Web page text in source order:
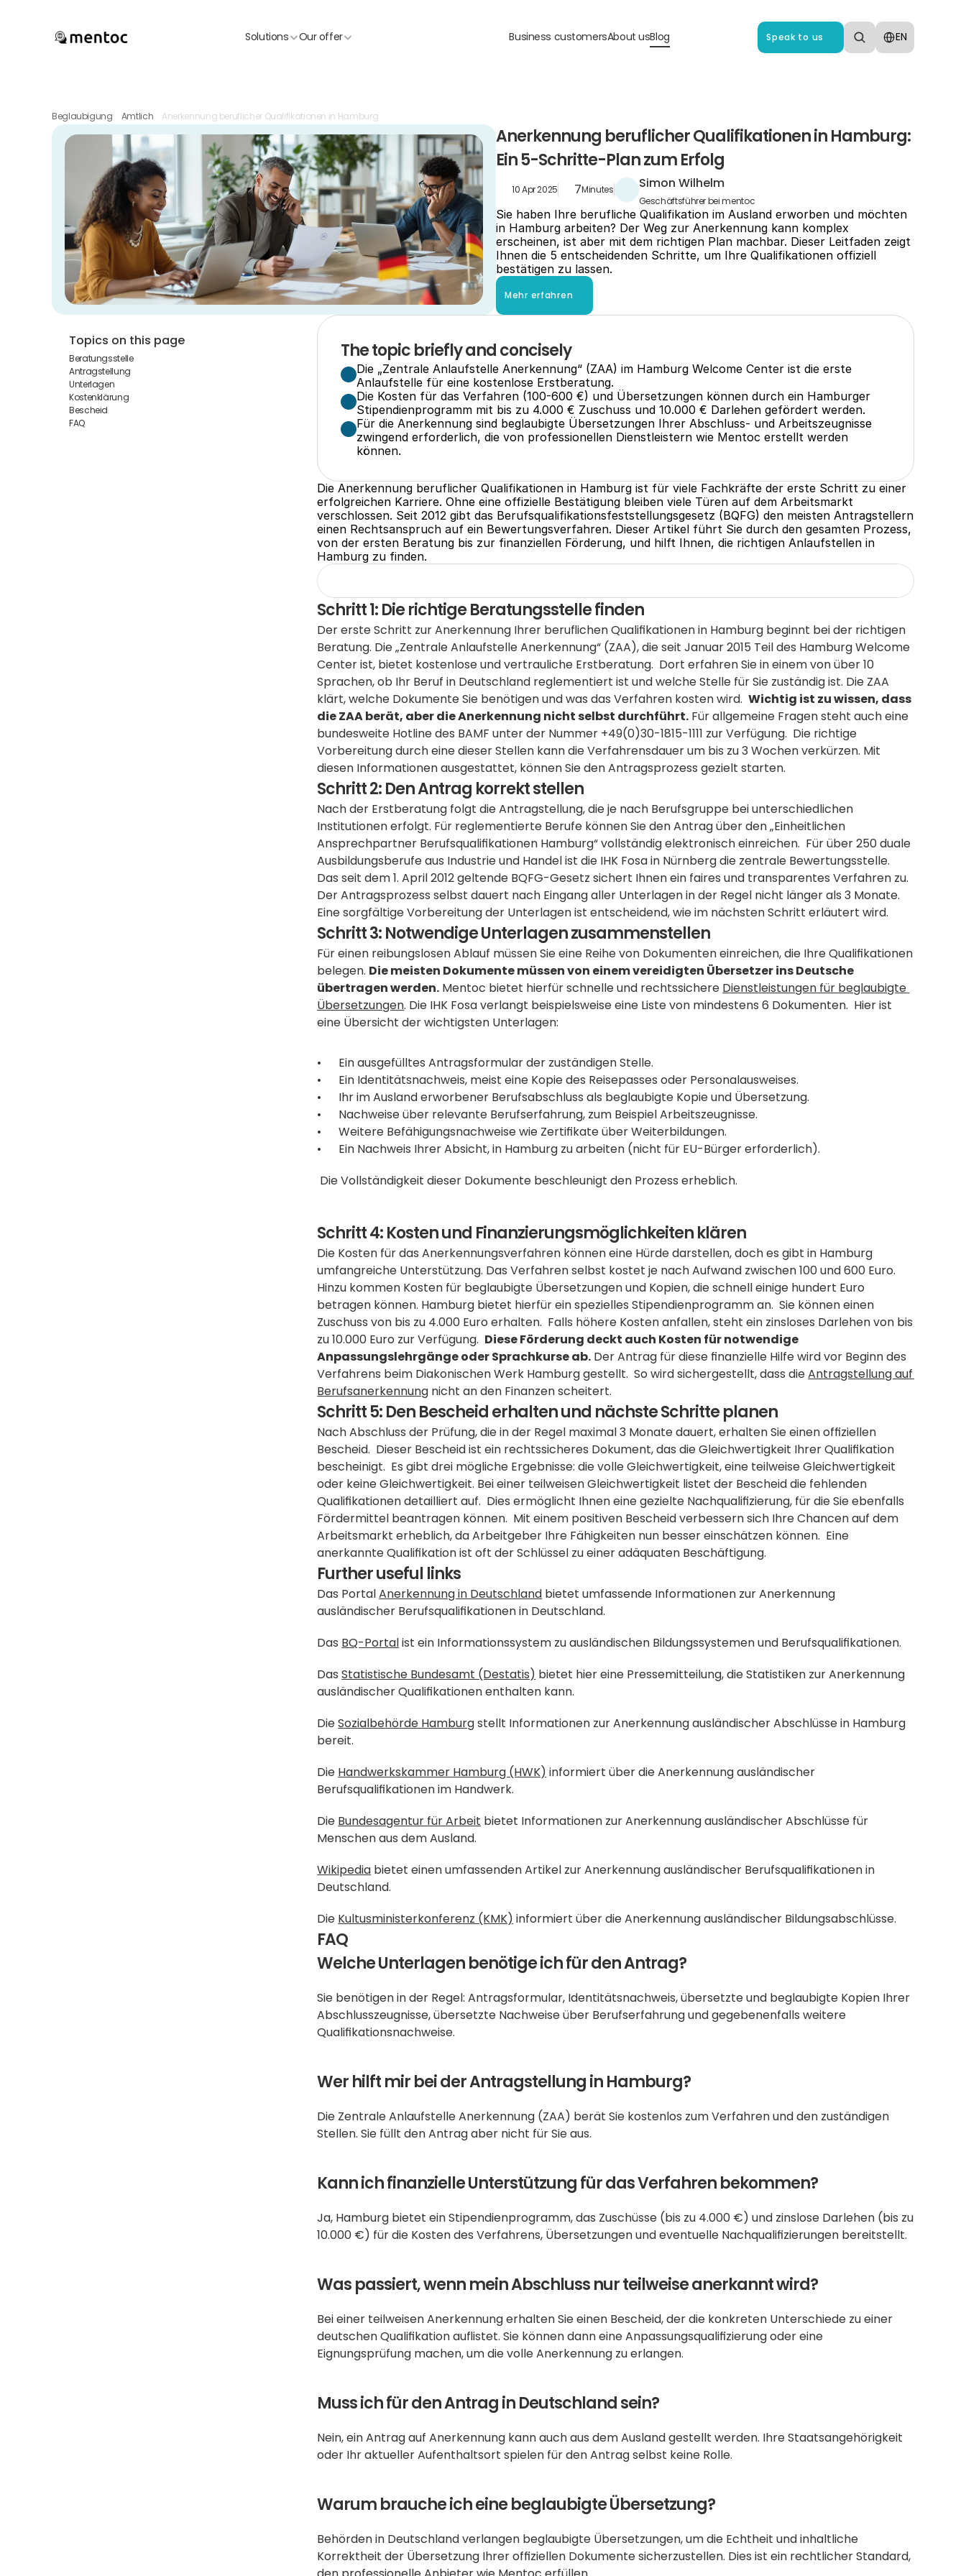
Solutions Our offer Business customersAbout usBlog Speak to us
Select Language
EN
Beglaubigung Amtlich Anerkennung beruflicher Qualifikationen in Hamburg
Anerkennung beruflicher Qualifikationen in Hamburg:
Ein 5-Schritte-Plan zum Erfolg
10 Apr 2025 7Minutes Simon Wilhelm
Geschäftsführer bei mentoc
Sie haben Ihre berufliche Qualifikation im Ausland erworben und möchten
in Hamburg arbeiten? Der Weg zur Anerkennung kann komplex
erscheinen, ist aber mit dem richtigen Plan machbar. Dieser Leitfaden zeigt
Ihnen die 5 entscheidenden Schritte, um Ihre Qualifikationen offiziell
bestätigen zu lassen.
Mehr erfahren
Topics on this page
Beratungsstelle
Antragstellung
Unterlagen
Kostenklärung
Bescheid
FAQ
The topic briefly and concisely
Die „Zentrale Anlaufstelle Anerkennung“ (ZAA) im Hamburg Welcome Center ist die erste
Anlaufstelle für eine kostenlose Erstberatung.
Die Kosten für das Verfahren (100-600 €) und Übersetzungen können durch ein Hamburger
Stipendienprogramm mit bis zu 4.000 € Zuschuss und 10.000 € Darlehen gefördert werden.
Für die Anerkennung sind beglaubigte Übersetzungen Ihrer Abschluss- und Arbeitszeugnisse
zwingend erforderlich, die von professionellen Dienstleistern wie Mentoc erstellt werden
können.
Die Anerkennung beruflicher Qualifikationen in Hamburg ist für viele Fachkräfte der erste Schritt zu einer
erfolgreichen Karriere. Ohne eine offizielle Bestätigung bleiben viele Türen auf dem Arbeitsmarkt
verschlossen. Seit 2012 gibt das Berufsqualifikationsfeststellungsgesetz (BQFG) den meisten Antragstellern
einen Rechtsanspruch auf ein Bewertungsverfahren. Dieser Artikel führt Sie durch den gesamten Prozess,
von der ersten Beratung bis zur finanziellen Förderung, und hilft Ihnen, die richtigen Anlaufstellen in
Hamburg zu finden.
Schritt 1: Die richtige Beratungsstelle finden
Der erste Schritt zur Anerkennung Ihrer beruflichen Qualifikationen in Hamburg beginnt bei der richtigen
Beratung. Die „Zentrale Anlaufstelle Anerkennung“ (ZAA), die seit Januar 2015 Teil des Hamburg Welcome
Center ist, bietet kostenlose und vertrauliche Erstberatung.  Dort erfahren Sie in einem von über 10
Sprachen, ob Ihr Beruf in Deutschland reglementiert ist und welche Stelle für Sie zuständig ist. Die ZAA
klärt, welche Dokumente Sie benötigen und was das Verfahren kosten wird. Wichtig ist zu wissen, dass
die ZAA berät, aber die Anerkennung nicht selbst durchführt. Für allgemeine Fragen steht auch eine
bundesweite Hotline des BAMF unter der Nummer +49(0)30-1815-1111 zur Verfügung.  Die richtige
Vorbereitung durch eine dieser Stellen kann die Verfahrensdauer um bis zu 3 Wochen verkürzen. Mit
diesen Informationen ausgestattet, können Sie den Antragsprozess gezielt starten.
Schritt 2: Den Antrag korrekt stellen
Nach der Erstberatung folgt die Antragstellung, die je nach Berufsgruppe bei unterschiedlichen
Institutionen erfolgt. Für reglementierte Berufe können Sie den Antrag über den „Einheitlichen
Ansprechpartner Berufsqualifikationen Hamburg“ vollständig elektronisch einreichen.  Für über 250 duale
Ausbildungsberufe aus Industrie und Handel ist die IHK Fosa in Nürnberg die zentrale Bewertungsstelle.
Das seit dem 1. April 2012 geltende BQFG-Gesetz sichert Ihnen ein faires und transparentes Verfahren zu.
Der Antragsprozess selbst dauert nach Eingang aller Unterlagen in der Regel nicht länger als 3 Monate.
Eine sorgfältige Vorbereitung der Unterlagen ist entscheidend, wie im nächsten Schritt erläutert wird.
Schritt 3: Notwendige Unterlagen zusammenstellen
Für einen reibungslosen Ablauf müssen Sie eine Reihe von Dokumenten einreichen, die Ihre Qualifikationen
belegen. Die meisten Dokumente müssen von einem vereidigten Übersetzer ins Deutsche
übertragen werden. Mentoc bietet hierfür schnelle und rechtssichere Dienstleistungen für beglaubigte
Übersetzungen. Die IHK Fosa verlangt beispielsweise eine Liste von mindestens 6 Dokumenten.  Hier ist
eine Übersicht der wichtigsten Unterlagen:
Ein ausgefülltes Antragsformular der zuständigen Stelle.
Ein Identitätsnachweis, meist eine Kopie des Reisepasses oder Personalausweises.
Ihr im Ausland erworbener Berufsabschluss als beglaubigte Kopie und Übersetzung.
Nachweise über relevante Berufserfahrung, zum Beispiel Arbeitszeugnisse.
Weitere Befähigungsnachweise wie Zertifikate über Weiterbildungen.
Ein Nachweis Ihrer Absicht, in Hamburg zu arbeiten (nicht für EU-Bürger erforderlich).
Die Vollständigkeit dieser Dokumente beschleunigt den Prozess erheblich.
Schritt 4: Kosten und Finanzierungsmöglichkeiten klären
Die Kosten für das Anerkennungsverfahren können eine Hürde darstellen, doch es gibt in Hamburg
umfangreiche Unterstützung. Das Verfahren selbst kostet je nach Aufwand zwischen 100 und 600 Euro.
Hinzu kommen Kosten für beglaubigte Übersetzungen und Kopien, die schnell einige hundert Euro
betragen können. Hamburg bietet hierfür ein spezielles Stipendienprogramm an.  Sie können einen
Zuschuss von bis zu 4.000 Euro erhalten.  Falls höhere Kosten anfallen, steht ein zinsloses Darlehen von bis
zu 10.000 Euro zur Verfügung. Diese Förderung deckt auch Kosten für notwendige
Anpassungslehrgänge oder Sprachkurse ab. Der Antrag für diese finanzielle Hilfe wird vor Beginn des
Verfahrens beim Diakonischen Werk Hamburg gestellt.  So wird sichergestellt, dass die Antragstellung auf
Berufsanerkennung nicht an den Finanzen scheitert.
Schritt 5: Den Bescheid erhalten und nächste Schritte planen
Nach Abschluss der Prüfung, die in der Regel maximal 3 Monate dauert, erhalten Sie einen offiziellen
Bescheid.  Dieser Bescheid ist ein rechtssicheres Dokument, das die Gleichwertigkeit Ihrer Qualifikation
bescheinigt.  Es gibt drei mögliche Ergebnisse: die volle Gleichwertigkeit, eine teilweise Gleichwertigkeit
oder keine Gleichwertigkeit. Bei einer teilweisen Gleichwertigkeit listet der Bescheid die fehlenden
Qualifikationen detailliert auf.  Dies ermöglicht Ihnen eine gezielte Nachqualifizierung, für die Sie ebenfalls
Fördermittel beantragen können.  Mit einem positiven Bescheid verbessern sich Ihre Chancen auf dem
Arbeitsmarkt erheblich, da Arbeitgeber Ihre Fähigkeiten nun besser einschätzen können.  Eine
anerkannte Qualifikation ist oft der Schlüssel zu einer adäquaten Beschäftigung.
Further useful links
Das Portal Anerkennung in Deutschland bietet umfassende Informationen zur Anerkennung
ausländischer Berufsqualifikationen in Deutschland.
Das BQ-Portal ist ein Informationssystem zu ausländischen Bildungssystemen und Berufsqualifikationen.
Das Statistische Bundesamt (Destatis) bietet hier eine Pressemitteilung, die Statistiken zur Anerkennung
ausländischer Qualifikationen enthalten kann.
Die Sozialbehörde Hamburg stellt Informationen zur Anerkennung ausländischer Abschlüsse in Hamburg
bereit.
Die Handwerkskammer Hamburg (HWK) informiert über die Anerkennung ausländischer
Berufsqualifikationen im Handwerk.
Die Bundesagentur für Arbeit bietet Informationen zur Anerkennung ausländischer Abschlüsse für
Menschen aus dem Ausland.
Wikipedia bietet einen umfassenden Artikel zur Anerkennung ausländischer Berufsqualifikationen in
Deutschland.
Die Kultusministerkonferenz (KMK) informiert über die Anerkennung ausländischer Bildungsabschlüsse.
FAQ
Welche Unterlagen benötige ich für den Antrag?
Sie benötigen in der Regel: Antragsformular, Identitätsnachweis, übersetzte und beglaubigte Kopien Ihrer
Abschlusszeugnisse, übersetzte Nachweise über Berufserfahrung und gegebenenfalls weitere
Qualifikationsnachweise.
Wer hilft mir bei der Antragstellung in Hamburg?
Die Zentrale Anlaufstelle Anerkennung (ZAA) berät Sie kostenlos zum Verfahren und den zuständigen
Stellen. Sie füllt den Antrag aber nicht für Sie aus.
Kann ich finanzielle Unterstützung für das Verfahren bekommen?
Ja, Hamburg bietet ein Stipendienprogramm, das Zuschüsse (bis zu 4.000 €) und zinslose Darlehen (bis zu
10.000 €) für die Kosten des Verfahrens, Übersetzungen und eventuelle Nachqualifizierungen bereitstellt.
Was passiert, wenn mein Abschluss nur teilweise anerkannt wird?
Bei einer teilweisen Anerkennung erhalten Sie einen Bescheid, der die konkreten Unterschiede zu einer
deutschen Qualifikation auflistet. Sie können dann eine Anpassungsqualifizierung oder eine
Eignungsprüfung machen, um die volle Anerkennung zu erlangen.
Muss ich für den Antrag in Deutschland sein?
Nein, ein Antrag auf Anerkennung kann auch aus dem Ausland gestellt werden. Ihre Staatsangehörigkeit
oder Ihr aktueller Aufenthaltsort spielen für den Antrag selbst keine Rolle.
Warum brauche ich eine beglaubigte Übersetzung?
Behörden in Deutschland verlangen beglaubigte Übersetzungen, um die Echtheit und inhaltliche
Korrektheit der Übersetzung Ihrer offiziellen Dokumente sicherzustellen. Dies ist ein rechtlicher Standard,